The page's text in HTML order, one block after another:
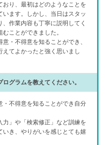
り、最初はどのようなことを
ます。しかし、当日はスタッ
作業内容も丁寧に説明してく
ことができました。
・不得意を知ることができ、
てよかったと強く思いまし
グラムを教えてください。
・不得意を知ることができ自分
」や「検索修正」など訓練を
いき、やりがいを感じとても嬉